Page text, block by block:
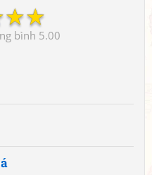
☆
☆
5.00